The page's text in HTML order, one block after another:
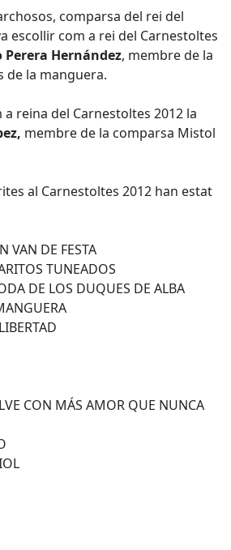
comparsa del rei del
escollir com a rei del Carnestoltes
Perera Hernández, membre de la
de la manguera.
reina del Carnestoltes 2012 la
membre de la comparsa Mistol
al Carnestoltes 2012 han estat
VAN DE FESTA
TUNEADOS
DE LOS DUQUES DE ALBA
CON MÁS AMOR QUE NUNCA